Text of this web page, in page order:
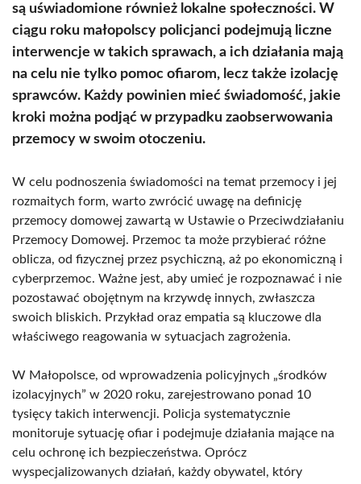
są uświadomione również lokalne społeczności. W
ciągu roku małopolscy policjanci podejmują liczne
interwencje w takich sprawach, a ich działania mają
na celu nie tylko pomoc ofiarom, lecz także izolację
sprawców. Każdy powinien mieć świadomość, jakie
kroki można podjąć w przypadku zaobserwowania
przemocy w swoim otoczeniu.
W celu podnoszenia świadomości na temat przemocy i jej
rozmaitych form, warto zwrócić uwagę na definicję
przemocy domowej zawartą w Ustawie o Przeciwdziałaniu
Przemocy Domowej. Przemoc ta może przybierać różne
oblicza, od fizycznej przez psychiczną, aż po ekonomiczną i
cyberprzemoc. Ważne jest, aby umieć je rozpoznawać i nie
pozostawać obojętnym na krzywdę innych, zwłaszcza
swoich bliskich. Przykład oraz empatia są kluczowe dla
właściwego reagowania w sytuacjach zagrożenia.
W Małopolsce, od wprowadzenia policyjnych „środków
izolacyjnych” w 2020 roku, zarejestrowano ponad 10
tysięcy takich interwencji. Policja systematycznie
monitoruje sytuację ofiar i podejmuje działania mające na
celu ochronę ich bezpieczeństwa. Oprócz
wyspecjalizowanych działań, każdy obywatel, który